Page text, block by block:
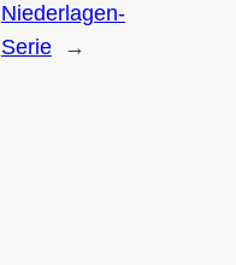
Niederlagen-
Serie
→